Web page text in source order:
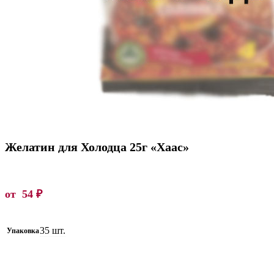
Желатин для Холодца 25г «Хаас»
от 54 ₽
Упаковка35 шт.